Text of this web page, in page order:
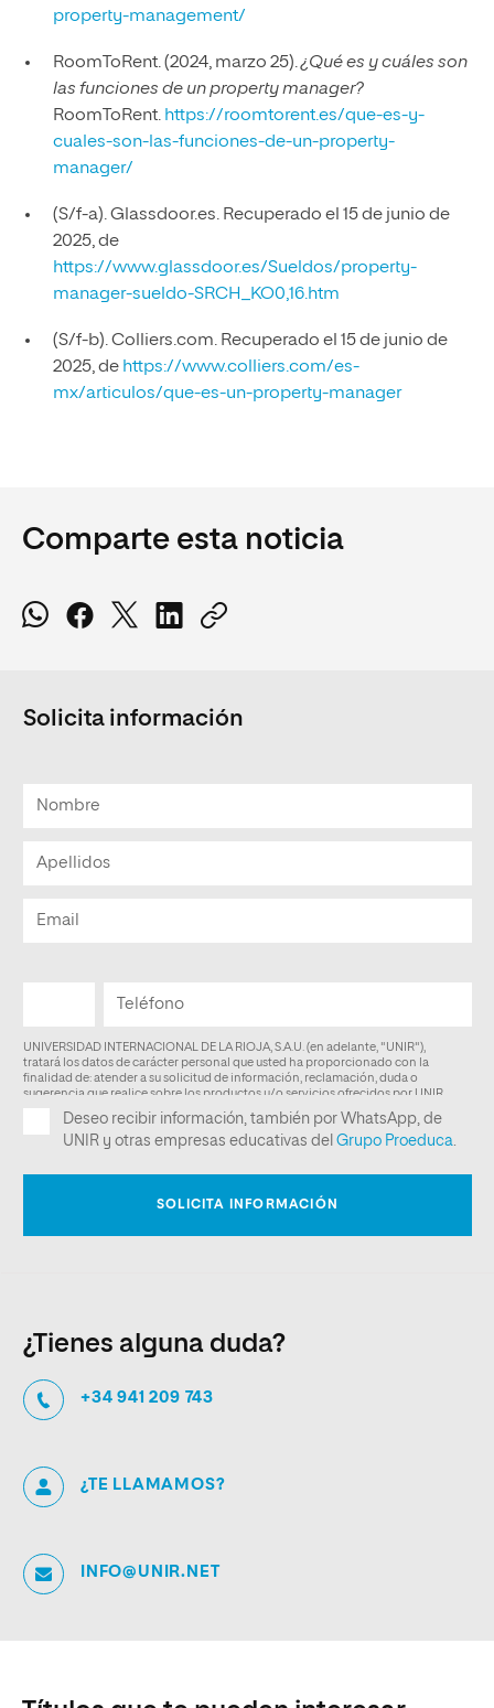
property-management/
RoomToRent. (2024, marzo 25).¿Qué es y cuáles son
las funciones de un property manager?
RoomToRent. https://roomtorent.es/que-es-y-
cuales-son-las-funciones-de-un-property-
manager/
(S/f-a). Glassdoor.es. Recuperado el 15 de junio de
2025, de
https://www.glassdoor.es/Sueldos/property-
manager-sueldo-SRCH_KO0,16.htm
(S/f-b). Colliers.com. Recuperado el 15 de junio de
2025, de https://www.colliers.com/es-
mx/articulos/que-es-un-property-manager
Comparte esta noticia
Solicita información
¿Tienes alguna duda?
+34 941 209 743
¿TE LLAMAMOS?
INFO@UNIR.NET